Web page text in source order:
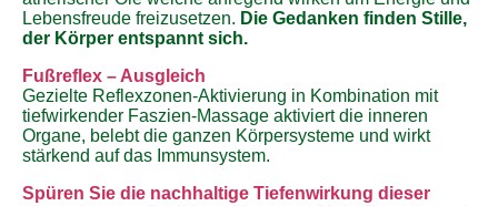
Lebensfreude freizusetzen. Die Gedanken finden Stille,
der Körper entspannt sich.
Fußreflex – Ausgleich
Gezielte Reflexzonen-Aktivierung in Kombination mit
tiefwirkender Faszien-Massage aktiviert die inneren
Organe, belebt die ganzen Körpersysteme und wirkt
stärkend auf das Immunsystem.
Spüren Sie die nachhaltige Tiefenwirkung dieser